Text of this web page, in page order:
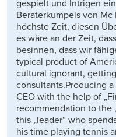
gespielt und Intrigen
Beraterkumpels von
höchste Zeit, diesen
es wäre an der Zeit,
besinnen, dass wir
typical product of
cultural ignorant,
consultants.Producing
CEO with the help of
recommendation to the
this „leader“ who
his time playing tennis